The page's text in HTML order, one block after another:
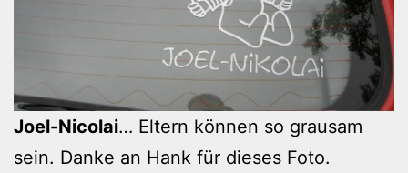
Joel-Nicolai… Eltern können so grausam
sein. Danke an Hank für dieses Foto.